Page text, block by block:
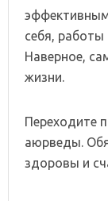
себя, работы
Наверное,
жизни.
Переходите
аюрведы.
здоровы и